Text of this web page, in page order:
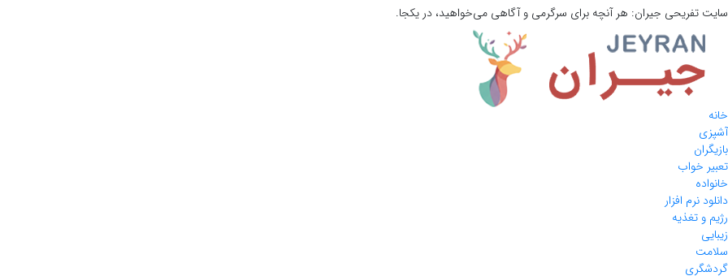
سایت تفریحی جیران: هر آنچه برای سرگرمی و آگاهی می‌خواهید، در یکجا.
خانه
آشپزی
بازیگران
تعبیر خواب
خانواده
دانلود نرم افزار
رژیم و تغذیه
زیبایی
سلامت
گردشگری